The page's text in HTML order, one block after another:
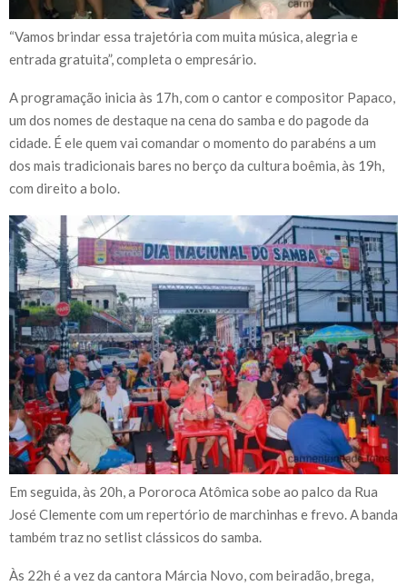
“Vamos brindar essa trajetória com muita música, alegria e
entrada gratuita”, completa o empresário.
A programação inicia às 17h, com o cantor e compositor Papaco,
um dos nomes de destaque na cena do samba e do pagode da
cidade. É ele quem vai comandar o momento do parabéns a um
dos mais tradicionais bares no berço da cultura boêmia, às 19h,
com direito a bolo.
Em seguida, às 20h, a Pororoca Atômica sobe ao palco da Rua
José Clemente com um repertório de marchinhas e frevo. A banda
também traz no setlist clássicos do samba.
Às 22h é a vez da cantora Márcia Novo, com beiradão, brega,